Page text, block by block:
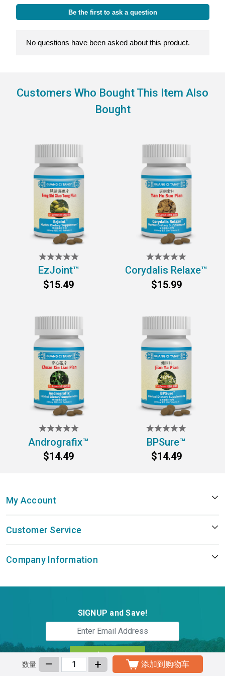
数量 – + 添加到购物车
Customers Who Bought This Item Also
Bought
EzJoint™
$15.49
Corydalis Relaxe™
$15.99
Andrografix™
$14.49
BPSure™
$14.49
My Account
Customer Service
Company Information
SIGNUP and Save!